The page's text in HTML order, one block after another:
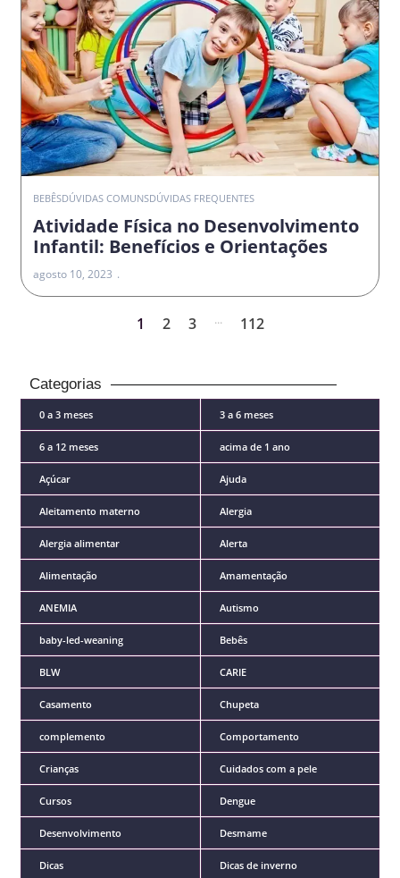
BEBÊSDÚVIDAS COMUNSDÚVIDAS FREQUENTES
Atividade Física no Desenvolvimento
Infantil: Benefícios e Orientações
agosto 10, 2023
1 2 3 ... 112
Categorias
0 a 3 meses 3 a 6 meses
6 a 12 meses acima de 1 ano
Açúcar Ajuda
Aleitamento materno Alergia
Alergia alimentar Alerta
Alimentação Amamentação
ANEMIA Autismo
baby-led-weaning Bebês
BLW CARIE
Casamento Chupeta
complemento Comportamento
Crianças Cuidados com a pele
Cursos Dengue
Desenvolvimento Desmame
Dicas Dicas de inverno